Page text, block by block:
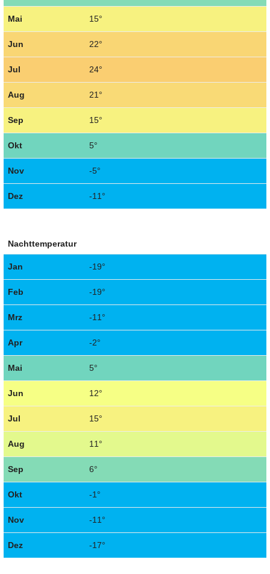
Mai 15°
Jun 22°
Jul 24°
Aug 21°
Sep 15°
Okt 5°
Nov -5°
Dez -11°
Nachttemperatur
Jan -19°
Feb -19°
Mrz -11°
Apr -2°
Mai 5°
Jun 12°
Jul 15°
Aug 11°
Sep 6°
Okt -1°
Nov -11°
Dez -17°